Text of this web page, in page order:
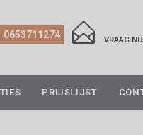
0653711274  VRAAG
PRIJSLIJST